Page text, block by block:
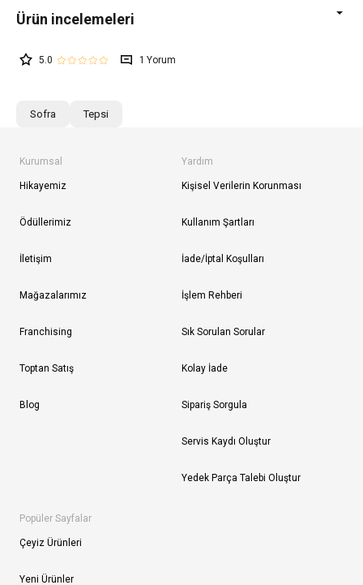
5.0 1
Sofra Tepsi
Kurumsal
Hikayemiz
Ödüllerimiz
İletişim
Mağazalarımız
Franchising
Toptan Satış
Blog
Yardım
Kişisel Verilerin Korunması
Kullanım Şartları
İade/İptal Koşulları
İşlem Rehberi
Sık Sorulan Sorular
Kolay İade
Sipariş Sorgula
Servis Kaydı Oluştur
Yedek Parça Talebi Oluştur
Popüler Sayfalar
Çeyiz Ürünleri
Yeni Ürünler